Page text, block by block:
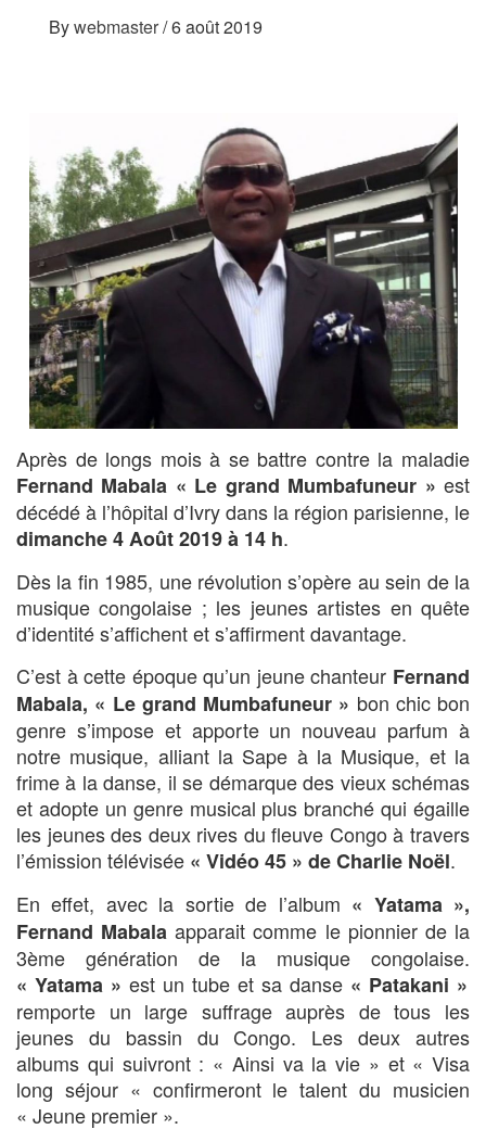
Bywebmaster/6 août 2019
Après de longs mois à se battre contre la maladie
Fernand Mabala « Le grand Mumbafuneur » est
décédé à l’hôpital d’Ivry dans la région parisienne, le
dimanche 4 Août 2019 à 14 h.
Dès la fin 1985, une révolution s’opère au sein de la
musique congolaise ; les jeunes artistes en quête
d’identité s’affichent et s’affirment davantage.
C’est à cette époque qu’un jeune chanteur Fernand
Mabala, « Le grand Mumbafuneur » bon chic bon
genre s’impose et apporte un nouveau parfum à
notre musique, alliant la Sape à la Musique, et la
frime à la danse, il se démarque des vieux schémas
et adopte un genre musical plus branché qui égaille
les jeunes des deux rives du fleuve Congo à travers
l’émission télévisée « Vidéo 45 » de Charlie Noël.
En effet, avec la sortie de l’album « Yatama »,
Fernand Mabala apparait comme le pionnier de la
3ème génération de la musique congolaise.
« Yatama » est un tube et sa danse « Patakani »
remporte un large suffrage auprès de tous les
jeunes du bassin du Congo. Les deux autres
albums qui suivront : « Ainsi va la vie » et « Visa
long séjour « confirmeront le talent du musicien
« Jeune premier ».